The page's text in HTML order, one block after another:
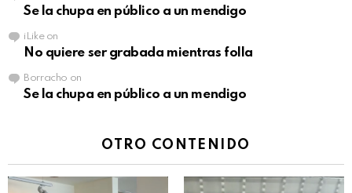
Se la chupa en público a un mendigo
iLikeon
No quiere ser grabada mientras folla
Borracho on
Se la chupa en público a un mendigo
OTRO CONTENIDO